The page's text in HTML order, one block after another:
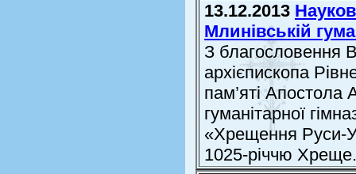
13.12.2013
Млинівській
З благословення
архієпископа
пам’яті Апостола
гуманітарної
«Хрещення Руси-
1025-річчю